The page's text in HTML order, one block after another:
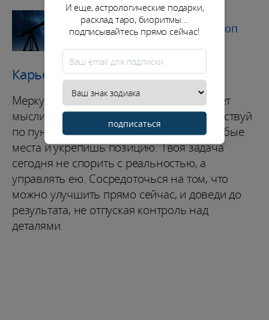
ГОРОСКОПЫ
Прочтите свой гороскоп
Карьера / Финансы
Меркурий усиливает твою хватку и делает
мысли точными. Пересобери план и действуй
по пунктам: так ты быстрее найдешь слабые
места и укрепишь позицию. Твоя задача
сегодня не спорить с реальностью, а
управлять ею. Сосредоточься на том, что
можно улучшить прямо сейчас, и доведи до
результата, не отпуская контроль над
деталями.
И еще, астрологические подарки,
расклад таро, биоритмы...
подписывайтесь прямо сейчас!
подписаться